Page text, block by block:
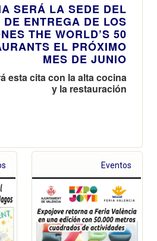
SERÁ LA SEDE DEL
DE ENTREGA DE LOS
THE WORLD’S 50
EL PRÓXIMO
MES DE JUNIO
esta cita con la alta cocina
y la restauración
Eventos